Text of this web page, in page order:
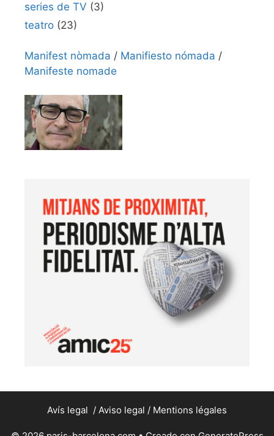
series de TV (3)
teatro (23)
Manifest nòmada / Manifiesto nómada /
Manifeste nomade
Avís legal / Aviso legal / Mentions légales